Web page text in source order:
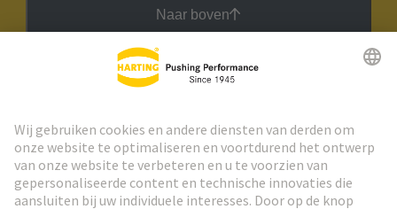
Naar boven
Ga naar registratie